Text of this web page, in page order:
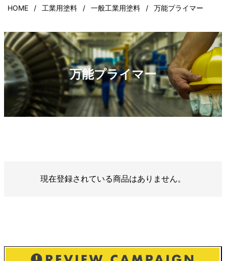
HOME 工業用塗料 一般工業用塗料 万能プライマー
万能プライマー
現在登録されている商品はありません。